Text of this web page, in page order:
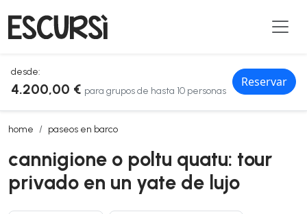
desde:
4.200,00 € para grupos de hasta 10 personas
Reservar
home paseos en barco
cannigione o poltu quatu: tour privado en un yate de lujo
cannigione o poltu quatu: tour
privado en un yate de lujo